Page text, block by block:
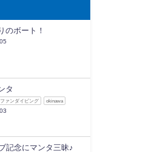
のボート！
タ
ファンダイビング okinawa
記念にマンタ三昧♪